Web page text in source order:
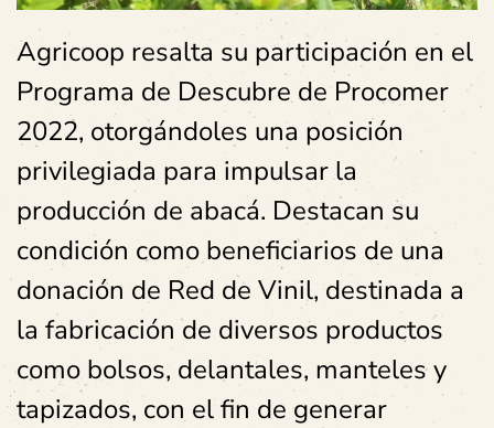
Agricoop resalta su participación en el
Programa de Descubre de Procomer
2022, otorgándoles una posición
privilegiada para impulsar la
producción de abacá. Destacan su
condición como beneficiarios de una
donación de Red de Vinil, destinada a
la fabricación de diversos productos
como bolsos, delantales, manteles y
tapizados, con el fin de generar